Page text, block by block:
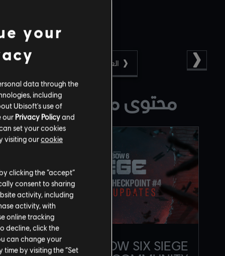
العودة
محتوى مقترح لك
RAINBOW SIX SIEGE
your
data through the
including
Ubisoft's use of
our Privacy Policyand
set your cookies
visiting ourcookie
clicking the “accept”
consent to sharing
activity, including
activity, with
online tracking
decline, click the
can change your
by visiting the “Set